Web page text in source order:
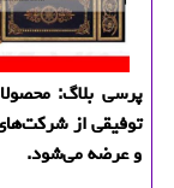
پرسی بلاگ:
توفیقی از
و عرضه می‌شود.